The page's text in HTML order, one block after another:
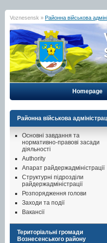
Voznesensk » Районна військова
Homepage
Районна військова
Основні завдання та
нормативно-правові засади
діяльності
Authority
Апарат райдержадміністрації
Структурні підрозділи
райдержадміністрації
Розпорядження голови
Заходи та події
Вакансії
Територіальні громади
Вознесенського району